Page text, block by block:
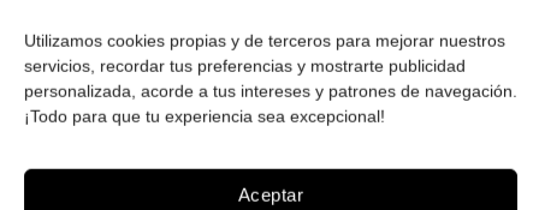
Utilizamos cookies propias y de terceros para mejorar nuestros
servicios, recordar tus preferencias y mostrarte publicidad
personalizada, acorde a tus intereses y patrones de navegación.
¡Todo para que tu experiencia sea excepcional!
Aceptar
reembolso.
ENVÍOS GRATIS